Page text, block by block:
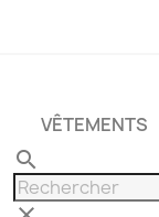
VÊTEMENTS
search